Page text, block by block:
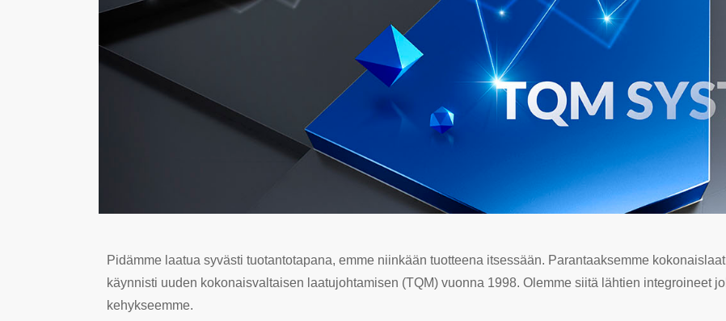
Pidämme laatua syvästi tuotantotapana, emme niinkään tuotteena itsessään. Parantaaksemme
käynnisti uuden kokonaisvaltaisen laatujohtamisen (TQM) vuonna 1998. Olemme siitä lähtien integroineet
kehykseemme.